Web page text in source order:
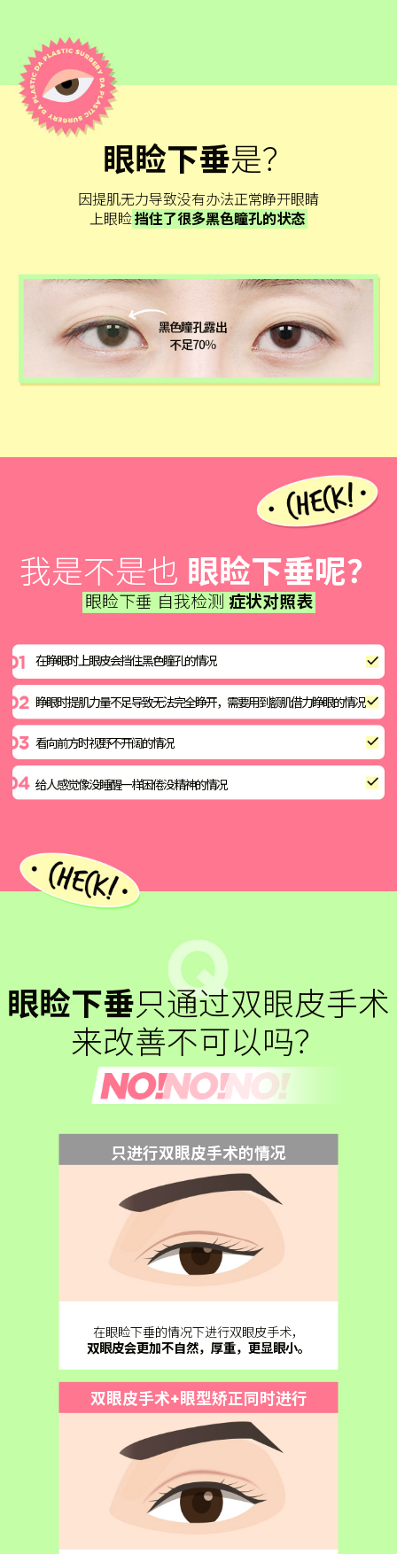
眼睑下垂是？
因提肌无力导致没有办法正常睁开眼睛
上眼睑挡住了很多黑色瞳孔的状态
我是不是也 眼睑下垂呢？
眼睑下垂 自我检测 症状对照表
在睁眼时上眼皮会挡住黑色瞳孔的情况
睁眼时提肌力量不足导致无法完全睁开，需要用到额肌借力睁眼的情况
看向前方时视野不开阔的情况
给人感觉像没睡醒一样困倦没精神的情况
眼睑下垂只通过双眼皮手术
来改善不可以吗？
只进行双眼皮手术的情况
在眼睑下垂的情况下进行双眼皮手术，
双眼皮会更加不自然，厚重，更显眼小。
双眼皮手术+眼型矫正同时进行